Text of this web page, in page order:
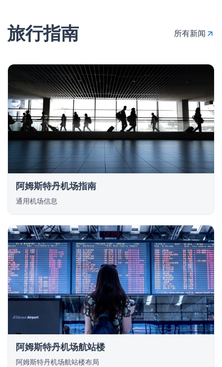
旅行指南 所有新闻
阿姆斯特丹机场指南
通用机场信息
阿姆斯特丹机场航站楼
阿姆斯特丹机场航站楼布局